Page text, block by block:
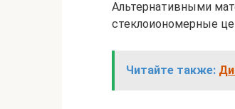
Альтернативными
стеклоиономерные
Читайте также: